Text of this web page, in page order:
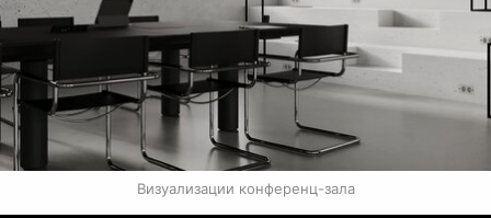
Визуализации конференц-зала